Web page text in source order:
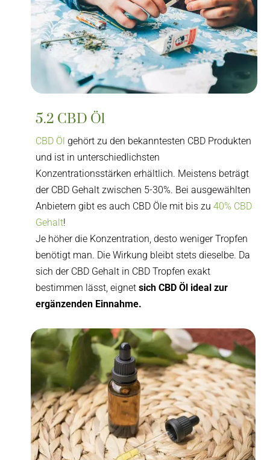
5.2 CBD Öl
CBD Öl gehört zu den bekanntesten CBD Produkten
und ist in unterschiedlichsten
Konzentrationsstärken erhältlich. Meistens beträgt
der CBD Gehalt zwischen 5-30%. Bei ausgewählten
Anbietern gibt es auch CBD Öle mit bis zu 40% CBD
Gehalt!
Je höher die Konzentration, desto weniger Tropfen
benötigt man. Die Wirkung bleibt stets dieselbe. Da
sich der CBD Gehalt in CBD Tropfen exakt
bestimmen lässt, eignet sich CBD Öl ideal zur
ergänzenden Einnahme.